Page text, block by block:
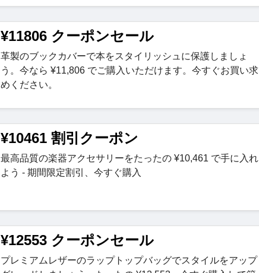
¥11806 クーポンセール
革製のブックカバーで本をスタイリッシュに保護しましょ
う。今なら ¥11,806 でご購入いただけます。今すぐお買い求
めください。
¥10461 割引クーポン
最高品質の楽器アクセサリーをたったの ¥10,461 で手に入れ
よう - 期間限定割引、今すぐ購入
¥12553 クーポンセール
プレミアムレザーのラップトップバッグでスタイルをアップ